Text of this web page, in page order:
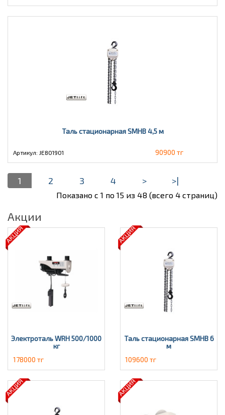
Таль стационарная SMHB 4,5 м
Артикул: JE801901 90900 тг
1 2 3 4 > >|
Показано с 1 по 15 из 48 (всего 4 страниц)
Акции
Электроталь WRH 500/1000
кг
178000 тг
Таль стационарная SMHВ 6
м
109600 тг